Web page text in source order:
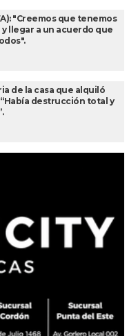
"Creemos que tenemos
llegar a un acuerdo que
de la casa que alquiló
destrucción total y